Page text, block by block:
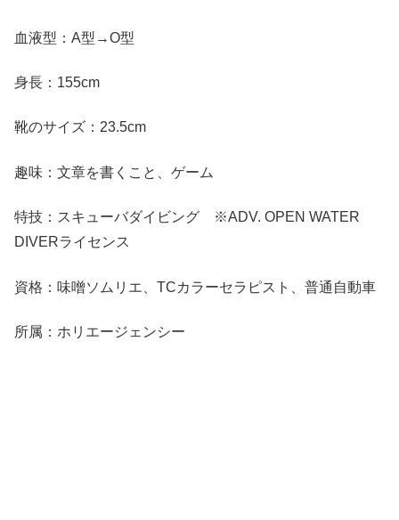
血液型：A型→O型
身長：155cm
靴のサイズ：23.5cm
趣味：文章を書くこと、ゲーム
特技：スキューバダイビング ※ADV. OPEN WATER
DIVERライセンス
資格：味噌ソムリエ、TCカラーセラピスト、普通自動車
所属：ホリエージェンシー